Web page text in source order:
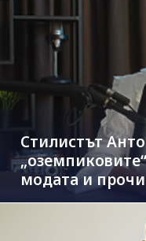
Стилистът
модата и
паразити